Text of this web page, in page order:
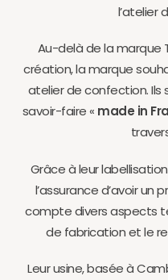
l’atelier
Au-delà de la marque
création, la marque
atelier de confection. Ils
savoir-faire « made in
Grâce à leur
l’assurance d’avoir un
compte divers aspects
de fabrication et le
Leur usine, basée à